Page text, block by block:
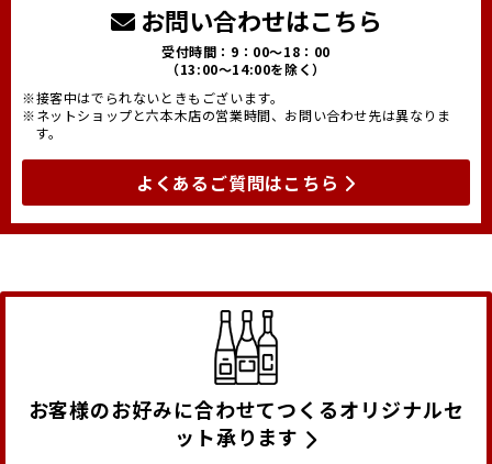
お問い合わせはこちら
受付時間：9：00～18：00
（13:00～14:00を除く）
※接客中はでられないときもございます。
※ネットショップと六本木店の営業時間、お問い合わせ先は異なりま
す。
よくあるご質問はこちら
お客様のお好みに合わせてつくるオリジナルセ
ット承ります